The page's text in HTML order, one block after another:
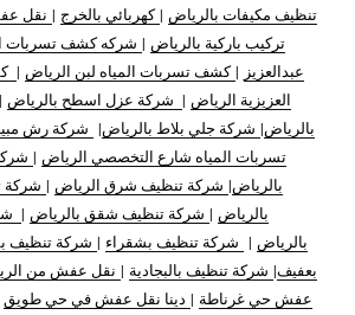
تنظيف مكيفات بالرياض |كهربائي بالخرج | نقل
تركيب باركية بالرياض | شركه كشف تسربات
عبدالعزيز |كشف تسربات المياه لبن الرياض |
العزيزية الرياض | شركة عزل اسطح بالرياض |
بالرياض| شركة جلي بلاط بالرياض| شركة رش
تسربات المياه شارع التخصصي الرياض |
بالرياض| شركة تنظيف شرق الرياض | شركة
بالرياض | شركة تنظيف شقق بالرياض |
بالرياض | شركة تنظيف بشقراء | شركة تنظيف
بعفيف| شركة تنظيف بالبجادية | نقل عفش من
عفش حي غرناطة | دينا نقل عفش في حي طويق